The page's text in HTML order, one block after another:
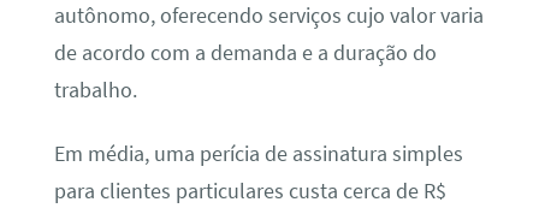
autônomo, oferecendo serviços cujo valor varia
de acordo com a demanda e a duração do
trabalho.
Em média, uma perícia de assinatura simples
para clientes particulares custa cerca de R$